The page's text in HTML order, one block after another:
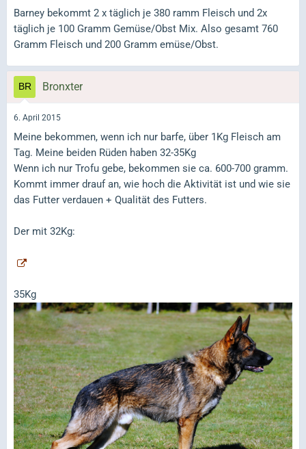
Barney bekommt 2 x täglich je 380 ramm Fleisch und 2x
täglich je 100 Gramm Gemüse/Obst Mix. Also gesamt 760
Gramm Fleisch und 200 Gramm emüse/Obst.
Bronxter
6. April 2015
Meine bekommen, wenn ich nur barfe, über 1Kg Fleisch am
Tag. Meine beiden Rüden haben 32-35Kg
Wenn ich nur Trofu gebe, bekommen sie ca. 600-700 gramm.
Kommt immer drauf an, wie hoch die Aktivität ist und wie sie
das Futter verdauen + Qualität des Futters.
Der mit 32Kg:
35Kg